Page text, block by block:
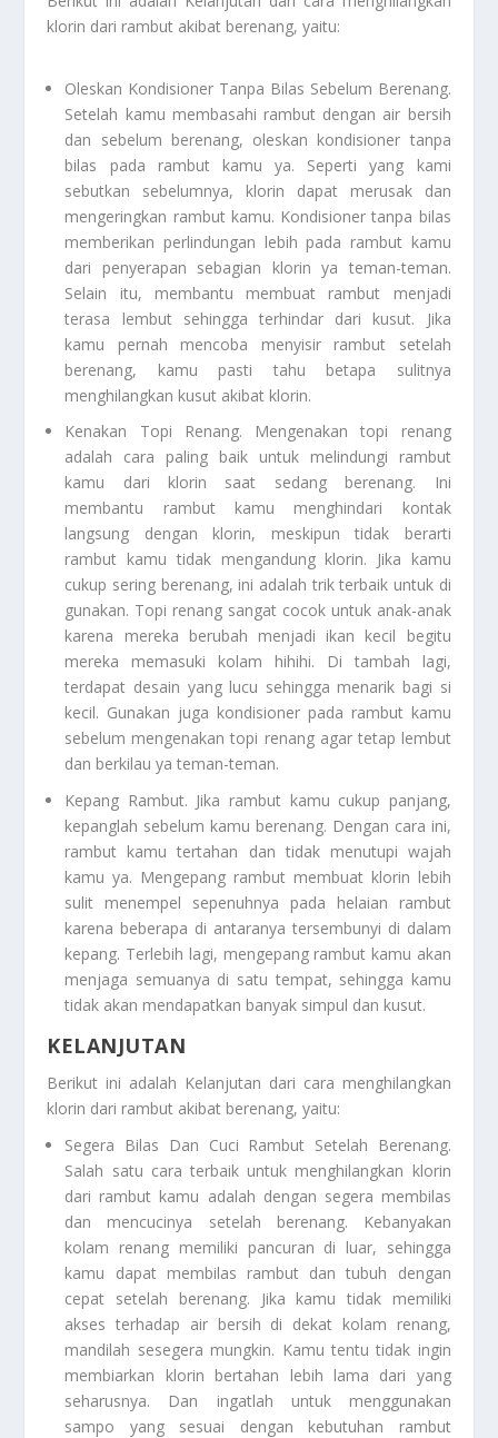
klorin dari rambut akibat berenang, yaitu:
Oleskan Kondisioner Tanpa Bilas Sebelum Berenang.
Setelah kamu membasahi rambut dengan air bersih
dan sebelum berenang, oleskan kondisioner tanpa
bilas pada rambut kamu ya. Seperti yang kami
sebutkan sebelumnya, klorin dapat merusak dan
mengeringkan rambut kamu. Kondisioner tanpa bilas
memberikan perlindungan lebih pada rambut kamu
dari penyerapan sebagian klorin ya teman-teman.
Selain itu, membantu membuat rambut menjadi
terasa lembut sehingga terhindar dari kusut. Jika
kamu pernah mencoba menyisir rambut setelah
berenang, kamu pasti tahu betapa sulitnya
menghilangkan kusut akibat klorin.
Kenakan Topi Renang. Mengenakan topi renang
adalah cara paling baik untuk melindungi rambut
kamu dari klorin saat sedang berenang. Ini
membantu rambut kamu menghindari kontak
langsung dengan klorin, meskipun tidak berarti
rambut kamu tidak mengandung klorin. Jika kamu
cukup sering berenang, ini adalah trik terbaik untuk di
gunakan. Topi renang sangat cocok untuk anak-anak
karena mereka berubah menjadi ikan kecil begitu
mereka memasuki kolam hihihi. Di tambah lagi,
terdapat desain yang lucu sehingga menarik bagi si
kecil. Gunakan juga kondisioner pada rambut kamu
sebelum mengenakan topi renang agar tetap lembut
dan berkilau ya teman-teman.
Kepang Rambut. Jika rambut kamu cukup panjang,
kepanglah sebelum kamu berenang. Dengan cara ini,
rambut kamu tertahan dan tidak menutupi wajah
kamu ya. Mengepang rambut membuat klorin lebih
sulit menempel sepenuhnya pada helaian rambut
karena beberapa di antaranya tersembunyi di dalam
kepang. Terlebih lagi, mengepang rambut kamu akan
menjaga semuanya di satu tempat, sehingga kamu
tidak akan mendapatkan banyak simpul dan kusut.
KELANJUTAN
Berikut ini adalah Kelanjutan dari cara menghilangkan
klorin dari rambut akibat berenang, yaitu:
Segera Bilas Dan Cuci Rambut Setelah Berenang.
Salah satu cara terbaik untuk menghilangkan klorin
dari rambut kamu adalah dengan segera membilas
dan mencucinya setelah berenang. Kebanyakan
kolam renang memiliki pancuran di luar, sehingga
kamu dapat membilas rambut dan tubuh dengan
cepat setelah berenang. Jika kamu tidak memiliki
akses terhadap air bersih di dekat kolam renang,
mandilah sesegera mungkin. Kamu tentu tidak ingin
membiarkan klorin bertahan lebih lama dari yang
seharusnya. Dan ingatlah untuk menggunakan
sampo yang sesuai dengan kebutuhan rambut